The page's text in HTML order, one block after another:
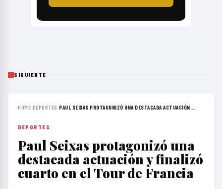
SIGUIENTE
HOME›DEPORTES ›PAUL SEIXAS PROTAGONIZÓ UNA DESTACADA ACTUACIÓN...
DEPORTES
Paul Seixas protagonizó una
destacada actuación y finalizó
cuarto en el Tour de Francia